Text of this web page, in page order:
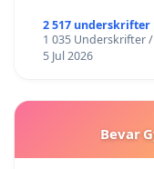
2 517 underskrifter
1 035 Underskrifter
5 Jul 2026
Bevar